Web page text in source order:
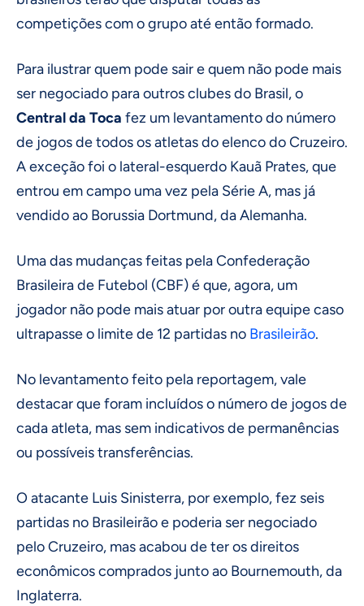
competições com o grupo até então formado.
Para ilustrar quem pode sair e quem não pode mais
ser negociado para outros clubes do Brasil, o
Central da Toca fez um levantamento do número
de jogos de todos os atletas do elenco do Cruzeiro.
A exceção foi o lateral-esquerdo Kauã Prates, que
entrou em campo uma vez pela Série A, mas já
vendido ao Borussia Dortmund, da Alemanha.
Uma das mudanças feitas pela Confederação
Brasileira de Futebol (CBF) é que, agora, um
jogador não pode mais atuar por outra equipe caso
ultrapasse o limite de 12 partidas no Brasileirão.
No levantamento feito pela reportagem, vale
destacar que foram incluídos o número de jogos de
cada atleta, mas sem indicativos de permanências
ou possíveis transferências.
O atacante Luis Sinisterra, por exemplo, fez seis
partidas no Brasileirão e poderia ser negociado
pelo Cruzeiro, mas acabou de ter os direitos
econômicos comprados junto ao Bournemouth, da
Inglaterra.